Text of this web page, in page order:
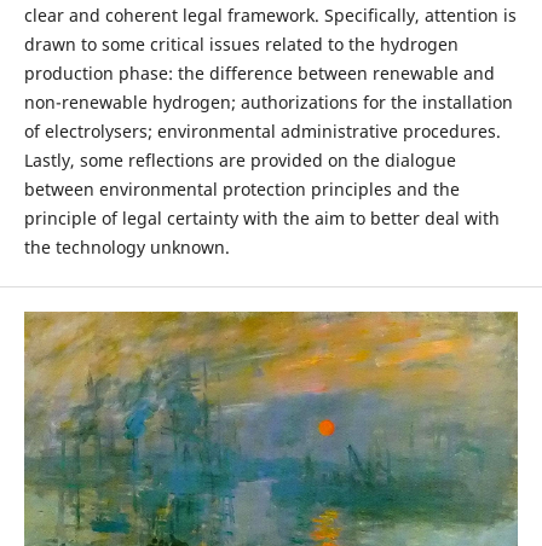
clear and coherent legal framework. Specifically, attention is
drawn to some critical issues related to the hydrogen
production phase: the difference between renewable and
non-renewable hydrogen; authorizations for the installation
of electrolysers; environmental administrative procedures.
Lastly, some reflections are provided on the dialogue
between environmental protection principles and the
principle of legal certainty with the aim to better deal with
the technology unknown.